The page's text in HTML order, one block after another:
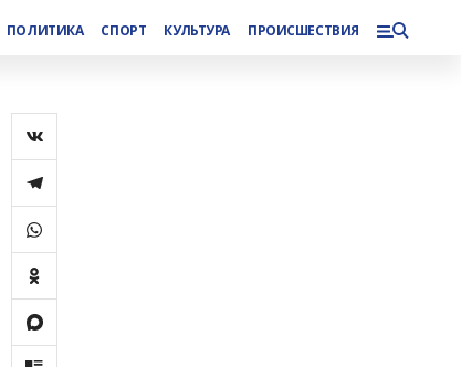
ПОЛИТИКА СПОРТ КУЛЬТУРА ПРОИСШЕСТВИЯ